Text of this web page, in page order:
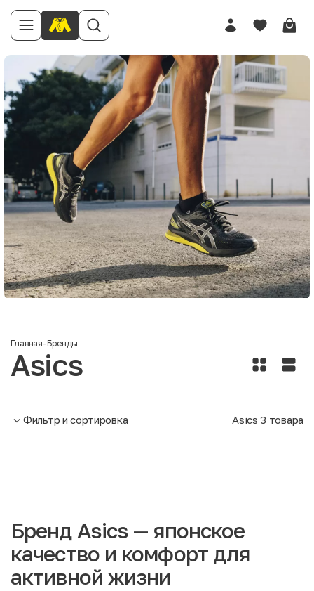
Главная-Бренды
Asics
Фильтр и сортировка Asics3 товара
Бренд Asics — японское
качество и комфорт для
активной жизни